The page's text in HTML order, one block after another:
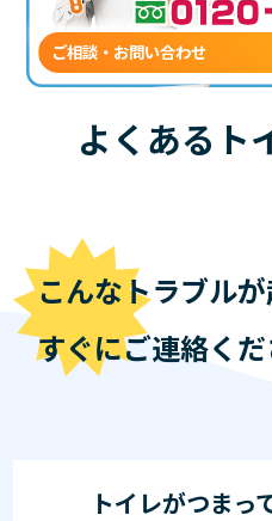
ご相談・お問い合わせ
よくあるト
こんなトラブル
すぐにご連絡くだ
トイレがつまっ